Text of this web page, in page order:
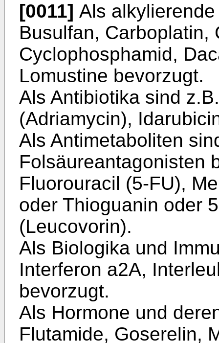
[0011] Als
Busulfan, Carboplatin,
Cyclophosphamid,
Lomustine bevorzugt.
Als Antibiotika sind
(Adriamycin),
Als Antimetaboliten
Folsäureantagonisten
Fluorouracil (5-FU),
oder Thioguanin oder
(Leucovorin).
Als Biologika und
Interferon a2A,
bevorzugt.
Als Hormone und
Flutamide, Goserelin,